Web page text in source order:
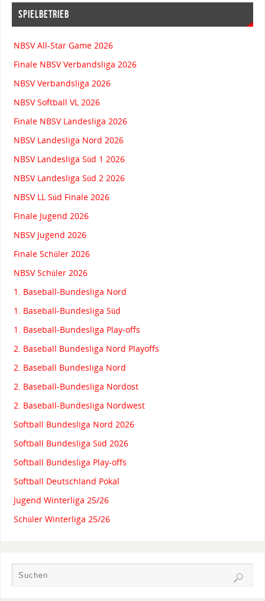
SPIELBETRIEB
NBSV All-Star Game 2026
Finale NBSV Verbandsliga 2026
NBSV Verbandsliga 2026
NBSV Softball VL 2026
Finale NBSV Landesliga 2026
NBSV Landesliga Nord 2026
NBSV Landesliga Süd 1 2026
NBSV Landesliga Süd 2 2026
NBSV LL Süd Finale 2026
Finale Jugend 2026
NBSV Jugend 2026
Finale Schüler 2026
NBSV Schüler 2026
1. Baseball-Bundesliga Nord
1. Baseball-Bundesliga Süd
1. Baseball-Bundesliga Play-offs
2. Baseball Bundesliga Nord Playoffs
2. Baseball Bundesliga Nord
2. Baseball-Bundesliga Nordost
2. Baseball-Bundesliga Nordwest
Softball Bundesliga Nord 2026
Softball Bundesliga Süd 2026
Softball Bundesliga Play-offs
Softball Deutschland Pokal
Jugend Winterliga 25/26
Schüler Winterliga 25/26